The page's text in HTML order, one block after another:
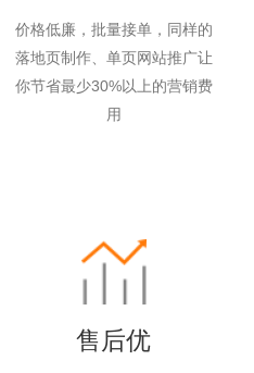
价格低廉，批量接单，同样的
落地页制作、单页网站推广让
你节省最少30%以上的营销费
用
售后优